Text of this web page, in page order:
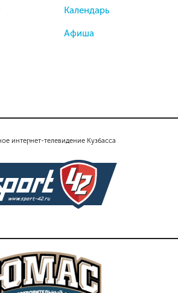
интернет-телевидение Кузбасса
Календарь
Афиша